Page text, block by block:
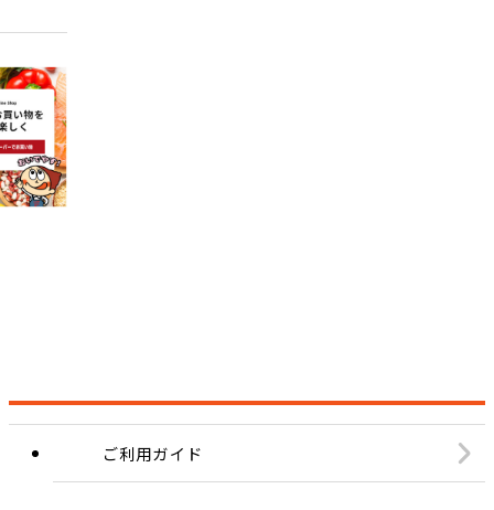
ご利用ガイド